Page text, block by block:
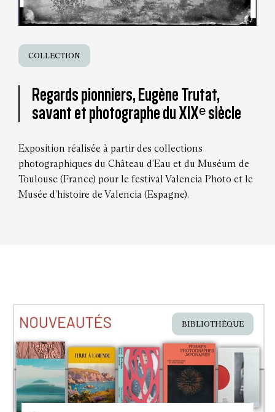
COLLECTION
Regards pionniers, Eugène Trutat,
savant et photographe du XIXᵉ siècle
Exposition réalisée à partir des collections
photographiques du Château d’Eau et du Muséum de
Toulouse (France) pour le festival Valencia Photo et le
Musée d’histoire de Valencia (Espagne).
BIBLIOTHÈQUE